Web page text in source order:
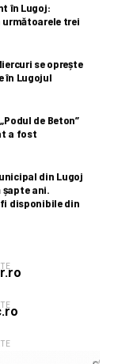
în Lugoj:
trei
se oprește
în Lugojul
de Beton”
a fost
din Lugoj
șapte ani.
disponibile din